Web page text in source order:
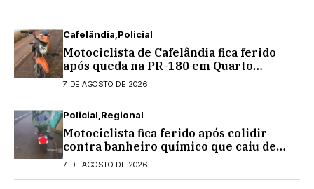
Cafelândia Policial
Motociclista de Cafelândia fica ferido
após queda na PR-180 em Quarto
Centenário
7 DE AGOSTO DE 2026
Policial Regional
Motociclista fica ferido após colidir
contra banheiro químico que caiu de
caminhão na PRC-467, em Cascavel
7 DE AGOSTO DE 2026